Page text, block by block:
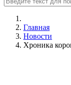
Главная
Новости
Хроника